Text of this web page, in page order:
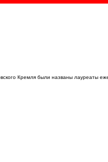
Кремля были названы лауреаты